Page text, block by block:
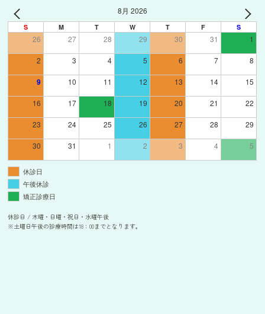
8月 2026
S M T W T F S
26 27 28 29 30 31 1
2 3 4 5 6 7 8
9 10 11 12 13 14 15
16 17 18 19 20 21 22
23 24 25 26 27 28 29
30 31 1 2 3 4 5
休診日
午後休診
矯正診療日
休診日 / 木曜・日曜・祝日・水曜午後
※土曜日午後の診療時間は18：00までとなります。